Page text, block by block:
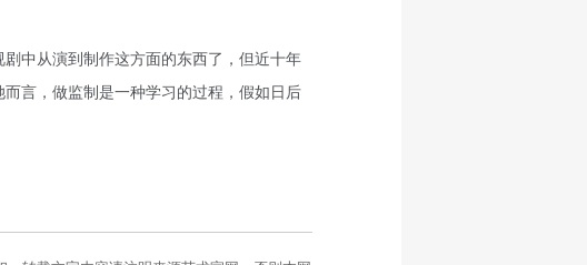
中从演到制作这方面的东西了，但近十年
言，做监制是一种学习的过程，假如日后